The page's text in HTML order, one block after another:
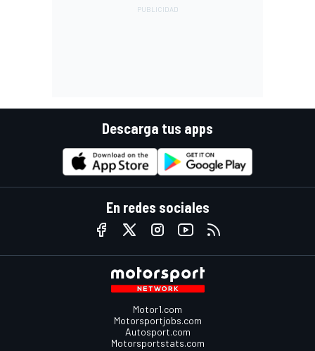
Descarga tus apps
En redes sociales
Motor1.com
Motorsportjobs.com
Autosport.com
Motorsportstats.com